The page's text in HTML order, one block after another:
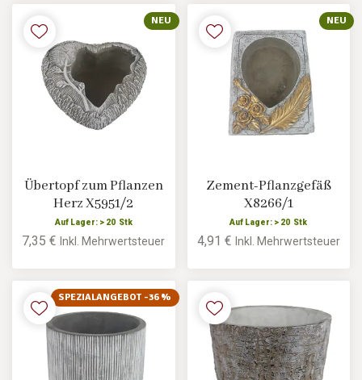
NEU
Übertopf zum Pflanzen
Herz X5951/2
Auf Lager: > 20 Stk
7,35 €Inkl. Mehrwertsteuer
NEU
Zement-Pflanzgefäß
X8266/1
Auf Lager: > 20 Stk
4,91 € Inkl. Mehrwertsteuer
SPEZIALANGEBOT -36 %